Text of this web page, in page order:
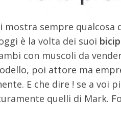
mostra sempre qualcosa
è la volta dei suoi
con muscoli da
poi attore ma
E che dire ! se a
quelli di Mark.